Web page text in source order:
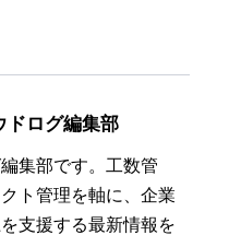
ドログ編集部
集部です。工数管
ト管理を軸に、企業
支援する最新情報を